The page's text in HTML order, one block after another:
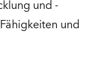
und -
und